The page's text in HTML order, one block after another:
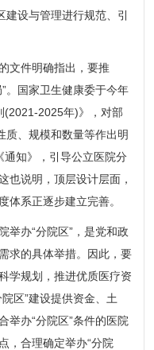
建设与管理进行规范、引
件明确指出，要推
。国家卫生健康委于今年
(2021-2025年)》，对部
质、规模和数量等作出明
知》，引导公立医院分
也说明，顶层设计层面，
体系正逐步建立完善。
办“分院区”，是党和政
求的具体举措。因此，要
学规划，推进优质医疗资
区”建设提供资金、土
举办“分院区”条件的医院
，合理确定举办“分院